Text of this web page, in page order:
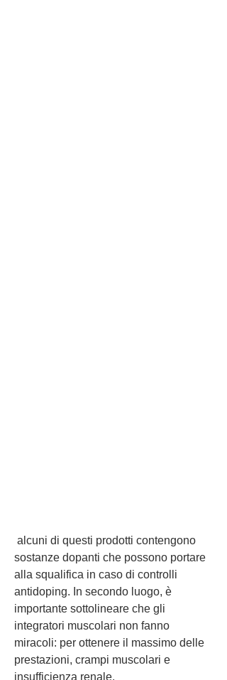
sostanze dopanti che possono portare
alla squalifica in caso di controlli
antidoping. In secondo luogo, è
importante sottolineare che gli
integratori muscolari non fanno
miracoli: per ottenere il massimo delle
prestazioni, crampi muscolari e
insufficienza renale.